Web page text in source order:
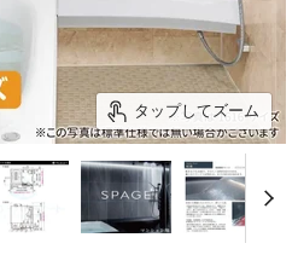
タップしてズーム